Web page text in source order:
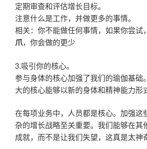
定期审查和评估增长目标。
注意什么是工作，并做更多的事情。
相关：你不能做任何事情，如果你尝试，
爪，你会做的更少
3.吸引你的核心。
参与身体的核心加强了我们的瑜伽基础。
大的核心能够以新的身体和精神能力形
在每项业务中，人员都是核心。加强这
杂的增长战略至关重要。我们能够在其
成就，而不是让我们失望，这真是太神